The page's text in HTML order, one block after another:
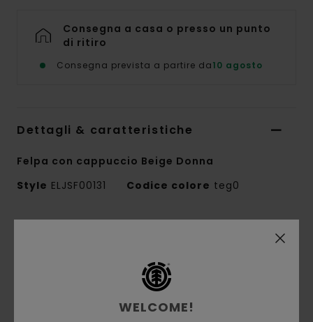
Consegna a casa o presso un punto
di ritiro
Consegna prevista a partire da10 agosto
Dettagli & caratteristiche
Felpa con cappuccio Beige Donna
Style ELJSF00131 Codice colore teg0
Conscious by Nature:cotone GRS riciclato
Cotone, cotone riciclato, poliestere
tessuto in spugna [280 g/m2]
WELCOME!